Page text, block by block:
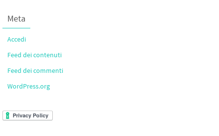
Meta
Accedi
Feed dei contenuti
Feed dei commenti
WordPress.org